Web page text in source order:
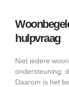
hulpvraag
Niet iedere
ondersteuning;
Daarom is het